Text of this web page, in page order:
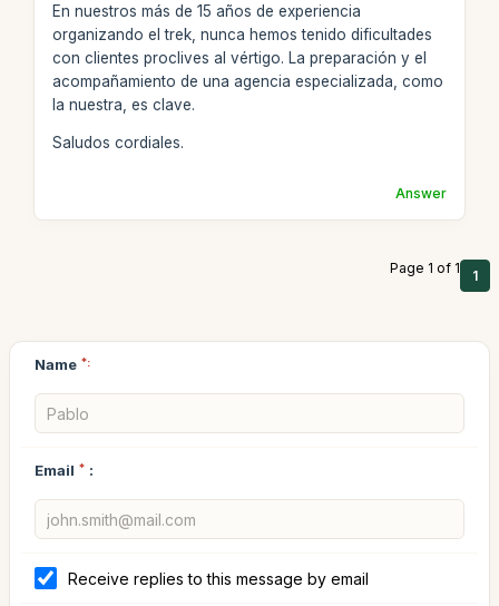
En nuestros más de 15 años de experiencia
organizando el trek, nunca hemos tenido dificultades
con clientes proclives al vértigo. La preparación y el
acompañamiento de una agencia especializada, como
la nuestra, es clave.
Saludos cordiales.
Answer
Page 1 of 1 1
Name *:
Email * :
Receive replies to this message by email